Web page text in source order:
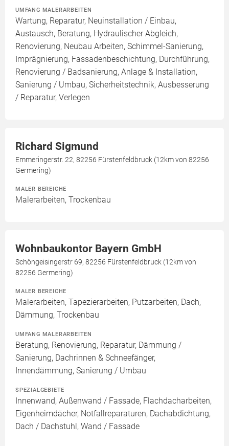
UMFANG MALERARBEITEN
Wartung, Reparatur, Neuinstallation / Einbau,
Austausch, Beratung, Hydraulischer Abgleich,
Renovierung, Neubau Arbeiten, Schimmel-Sanierung,
Imprägnierung, Fassadenbeschichtung, Durchführung,
Renovierung / Badsanierung, Anlage & Installation,
Sanierung / Umbau, Sicherheitstechnik, Ausbesserung
/ Reparatur, Verlegen
Richard Sigmund
Emmeringerstr. 22, 82256 Fürstenfeldbruck (12km von 82256
Germering)
MALER BEREICHE
Malerarbeiten, Trockenbau
Wohnbaukontor Bayern GmbH
Schöngeisingerstr 69, 82256 Fürstenfeldbruck (12km von
82256 Germering)
MALER BEREICHE
Malerarbeiten, Tapezierarbeiten, Putzarbeiten, Dach,
Dämmung, Trockenbau
UMFANG MALERARBEITEN
Beratung, Renovierung, Reparatur, Dämmung /
Sanierung, Dachrinnen & Schneefänger,
Innendämmung, Sanierung / Umbau
SPEZIALGEBIETE
Innenwand, Außenwand / Fassade, Flachdacharbeiten,
Eigenheimdächer, Notfallreparaturen, Dachabdichtung,
Dach / Dachstuhl, Wand / Fassade